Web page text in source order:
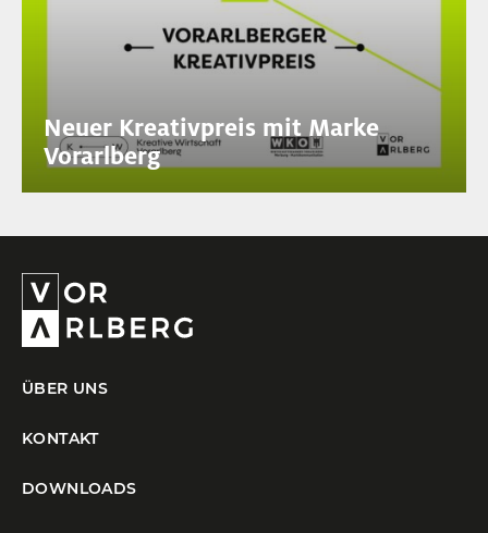
Neuer Kreativpreis mit Marke
Vorarlberg
ÜBER UNS
KONTAKT
DOWNLOADS